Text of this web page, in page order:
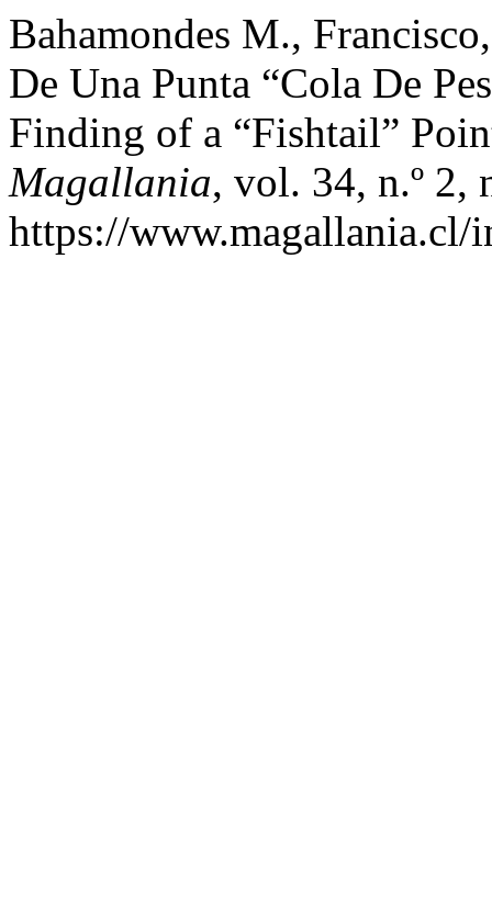
Bahamondes M.,
De Una Punta “Cola De
Finding of a “Fishtail”
Magallania, vol. 34, n.º 2,
https://www.magallania.cl/